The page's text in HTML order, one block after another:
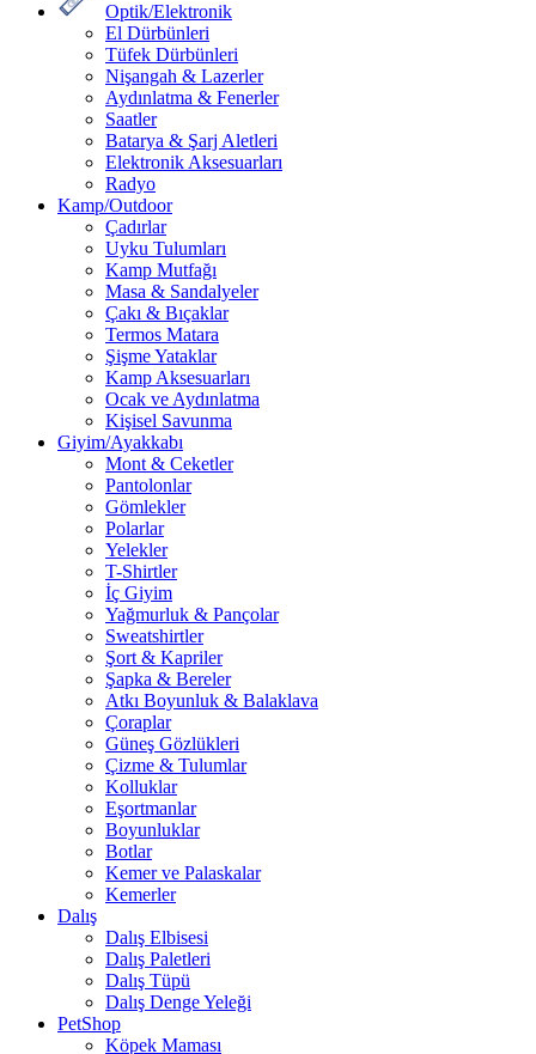
Optik/Elektronik
El Dürbünleri
Tüfek Dürbünleri
Nişangah & Lazerler
Aydınlatma & Fenerler
Saatler
Batarya & Şarj Aletleri
Elektronik Aksesuarları
Radyo
Kamp/Outdoor
Çadırlar
Uyku Tulumları
Kamp Mutfağı
Masa & Sandalyeler
Çakı & Bıçaklar
Termos Matara
Şişme Yataklar
Kamp Aksesuarları
Ocak ve Aydınlatma
Kişisel Savunma
Giyim/Ayakkabı
Mont & Ceketler
Pantolonlar
Gömlekler
Polarlar
Yelekler
T-Shirtler
İç Giyim
Yağmurluk & Pançolar
Sweatshirtler
Şort & Kapriler
Şapka & Bereler
Atkı Boyunluk & Balaklava
Çoraplar
Güneş Gözlükleri
Çizme & Tulumlar
Kolluklar
Eşortmanlar
Boyunluklar
Botlar
Kemer ve Palaskalar
Kemerler
Dalış
Dalış Elbisesi
Dalış Paletleri
Dalış Tüpü
Dalış Denge Yeleği
PetShop
Köpek Maması